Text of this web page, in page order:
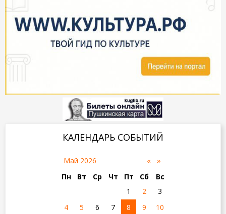
КАЛЕНДАРЬ СОБЫТИЙ
«
Май 2026 »
Пн Вт Ср Чт Пт Сб
Вс
1
2
3
4
5 6 7 8 9 10